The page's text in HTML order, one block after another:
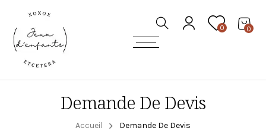
0 0
Demande De Devis
Accueil Demande De Devis